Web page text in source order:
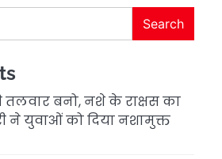
Search
तलवार बनो, नशे के राक्षस का
ने युवाओं को दिया नशामुक्त